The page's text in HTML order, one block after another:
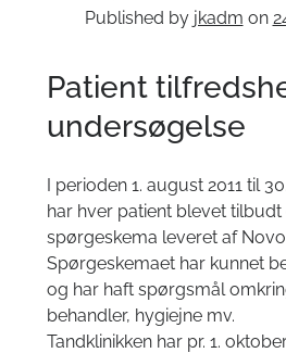
SENESTE ARTIKEL
Tandklinik åbning i 2026
Opfølgning på rodbehandling, som vi
Tandimplantater – Guided Implant
3D Cone Beam Computer Tomografi
scanning
Published by jkadm on
Patient
undersøgelse
I perioden 1. august 2011 til
har hver patient blevet tilbudt
spørgeskema leveret af
Spørgeskemaet har kunnet
og har haft spørgsmål
behandler, hygiejne mv.
Tandklinikken har pr. 1.